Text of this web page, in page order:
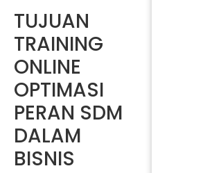
TUJUAN
TRAINING
ONLINE
OPTIMASI
PERAN SDM
DALAM
BISNIS